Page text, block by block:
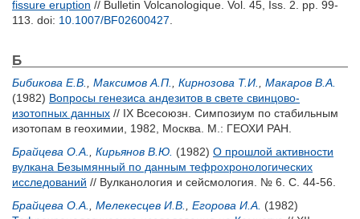
fissure eruption // Bulletin Volcanologique. Vol. 45, Iss. 2. pp. 99-
113. doi: 10.1007/BF02600427
Б
Бибикова Е.В. Максимов А.П. Кирнозова Т.И.
Макаров В.А.
(1982) Вопросы генезиса андезитов в свете свинцово-
изотопных данных // IX Всесоюзн. Симпозиум по стабильным
изотопам в геохимии, 1982, Москва. М.: ГЕОХИ РАН.
Брайцева О.А.
Кирьянов В.Ю. (1982) О прошлой активности
вулкана Безымянный по данным тефрохронологических
исследований // Вулканология и сейсмология. № 6. С. 44-56.
Брайцева О.А.
Мелекесцев И.В. Егорова И.А. (1982)